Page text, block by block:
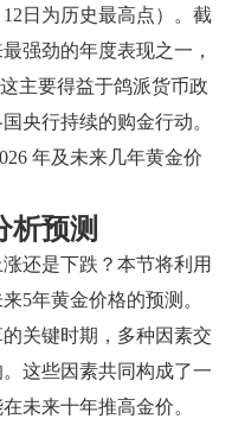
日为历史最高点）。截
强劲的年度表现之一，
主要得益于鸽派货币政
央行持续的购金行动。
年及未来几年黄金价
析预测
还是下跌？本节将利用
5年黄金价格的预测。
关键时期，多种因素交
这些因素共同构成了一
未来十年推高金价。